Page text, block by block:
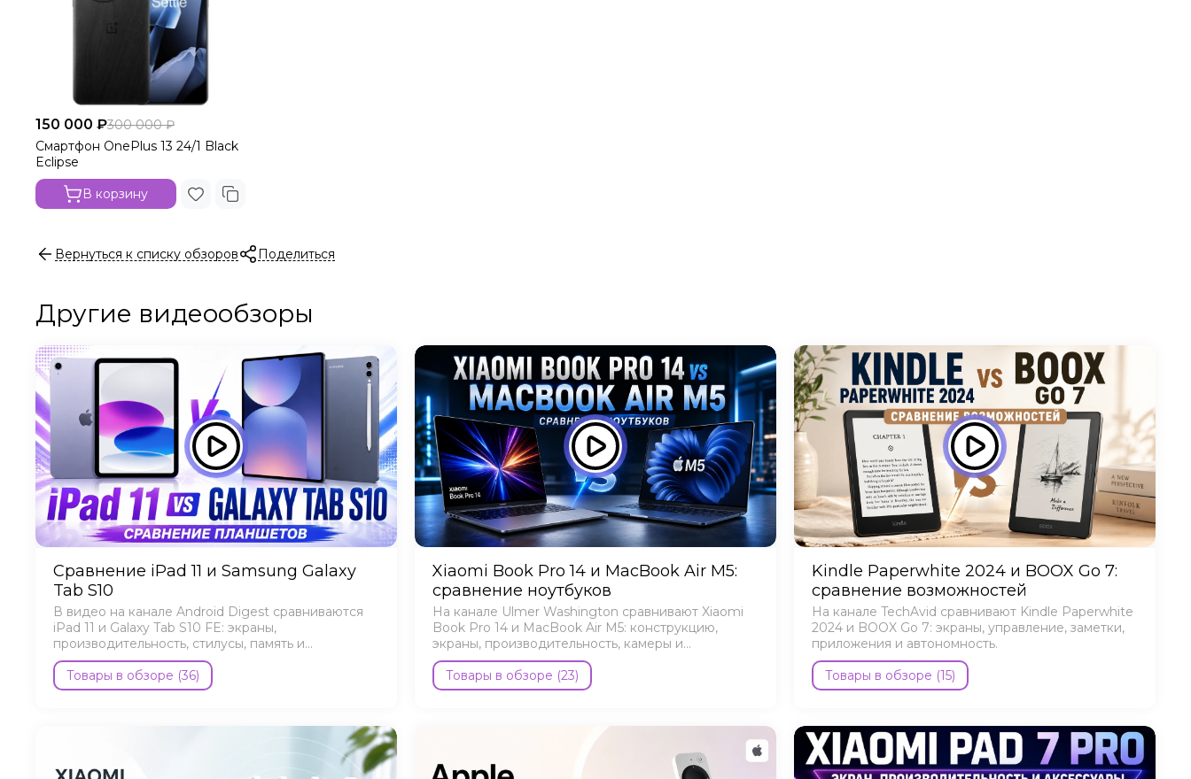
150 000 ₽300 000 ₽
Смартфон OnePlus 13 24/1 Black
Eclipse
В корзину
Вернуться к списку обзоров Поделиться
Другие видеообзоры
Сравнение iPad 11 и Samsung Galaxy
Tab S10
В видео на канале Android Digest сравниваются
iPad 11 и Galaxy Tab S10 FE: экраны,
производительность, стилусы, память и
автономность.
Товары в обзоре (36)
Xiaomi Book Pro 14 и MacBook Air M5:
сравнение ноутбуков
На канале Ulmer Washington сравнивают Xiaomi
Book Pro 14 и MacBook Air M5: конструкцию,
экраны, производительность, камеры и
автономность.
Товары в обзоре (23)
Kindle Paperwhite 2024 и BOOX Go 7:
сравнение возможностей
На канале TechAvid сравнивают Kindle Paperwhite
2024 и BOOX Go 7: экраны, управление, заметки,
приложения и автономность.
Товары в обзоре (15)